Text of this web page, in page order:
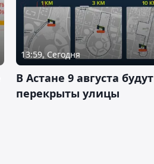
13:59, Сегодня
В Астане 9 августа будут
перекрыты улицы